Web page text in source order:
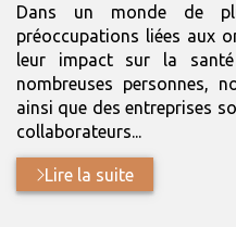
Dans un monde de
préoccupations liées aux
leur impact sur la
nombreuses personnes,
ainsi que des entreprises
collaborateurs...
Lire la suite